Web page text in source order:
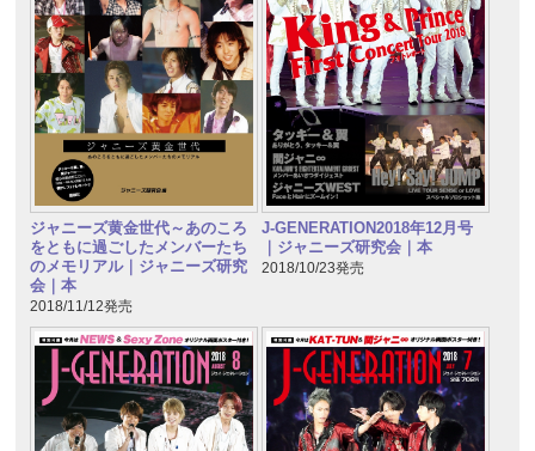
ジャニーズ黄金世代～あのころ
をともに過ごしたメンバーたち
のメモリアル｜ジャニーズ研究
会｜本
2018/11/12発売
J-GENERATION2018年12月号
｜ジャニーズ研究会｜本
2018/10/23発売